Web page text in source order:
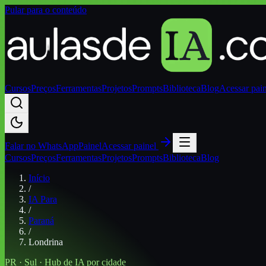
Pular para o conteúdo
CursosPreçosFerramentasProjetosPromptsBibliotecaBlogAcessar
Falar no WhatsAppPainelAcessar painel
CursosPreçosFerramentasProjetosPromptsBibliotecaBlog
Início
/
IA Para
/
Paraná
/
Londrina
PR · Sul · Hub de IA por cidade